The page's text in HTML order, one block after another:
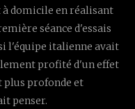
domicile en réalisant
séance d'essais
l'équipe italienne avait
profité d'un effet
plus profonde et
penser.